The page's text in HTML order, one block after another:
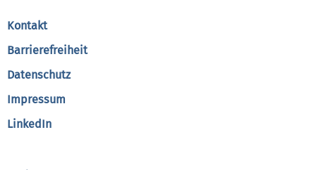
Kontakt
Barrierefreiheit
Datenschutz
Impressum
LinkedIn